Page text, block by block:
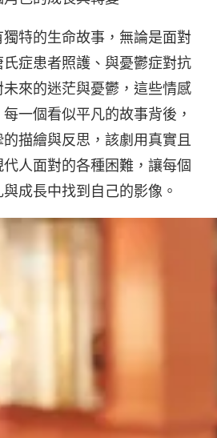
特的生命故事，無論是面對
症患者照護、與憂鬱症對抗
來的迷茫與憂鬱，這些情感
一個看似平凡的故事背後，
描繪與反思，該劇用真實且
人面對的各種困難，讓每個
成長中找到自己的影像。